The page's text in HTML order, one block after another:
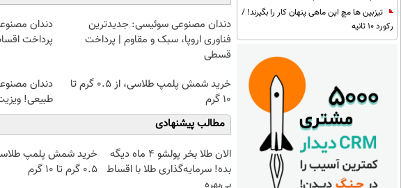
تیزبین ها مچ این ماهی پنهان کار را بگیرند! /
رکورد 10 ثانیه
دندان مصنوعی سوئیسی: جدیدترین
فناوری اروپا، سبک و مقاوم | پرداخت
قسطی
دندان
پرداخت
خرید شمش پلمپ طلاسی، از ۰.۵ گرم تا
۱۰ گرم
دندان
طبیعی!
مطالب پیشنهادی
الان طلا بخر پولشو 4 ماه دیگه
بده! سرمایه‌گذاری طلا با اقساط
بی‌بهره
خرید شمش پلمپ
۰.۵ گرم تا ۱۰ گرم